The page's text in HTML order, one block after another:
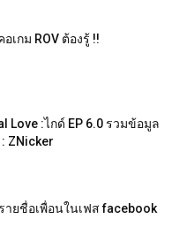
เกม ROV ต้องรู้ !!
Love :ไกด์ EP 6.0 รวมข้อมูล
ZNicker
ายชื่อเพื่อนในเฟส facebook